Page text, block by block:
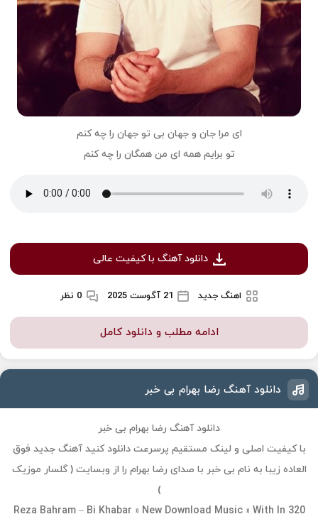
ای مرا جان و جهان بی تو جهان را چه کنم
تو برایم همه ای من همگان را چه کنم
دانلود آهنگ با کیفیت عالی
اهنگ جدید 21 آگوست 2025 0 نظر
ادامه مطلب و دانلود کامل
دانلود آهنگ رضا بهرام بی خبر
دانلود آهنگ رضا بهرام بی خبر
با کیفیت اصلی و لینک مستقیم پرسرعت دانلود کنید آهنگ جدید فوق
العاده زیبا به نام بی خبر با صدای رضا بهرام را از وبسایت ( گلسار موزیک
)
Reza Bahram – Bi Khabar » New Download Music » With In 320